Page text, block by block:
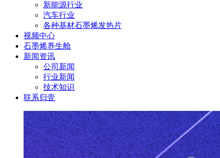
新能源行业
汽车行业
各种基材石墨烯发热片
视频中心
石墨烯养生舱
新闻资讯
公司新闻
行业新闻
技术知识
联系归壹